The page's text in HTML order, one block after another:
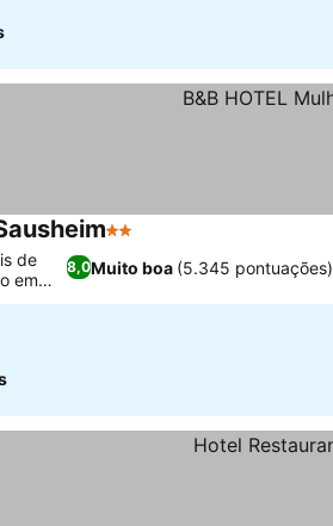
2 Estrelas
8,0Muito boa (5.345 pontuações)
de
em